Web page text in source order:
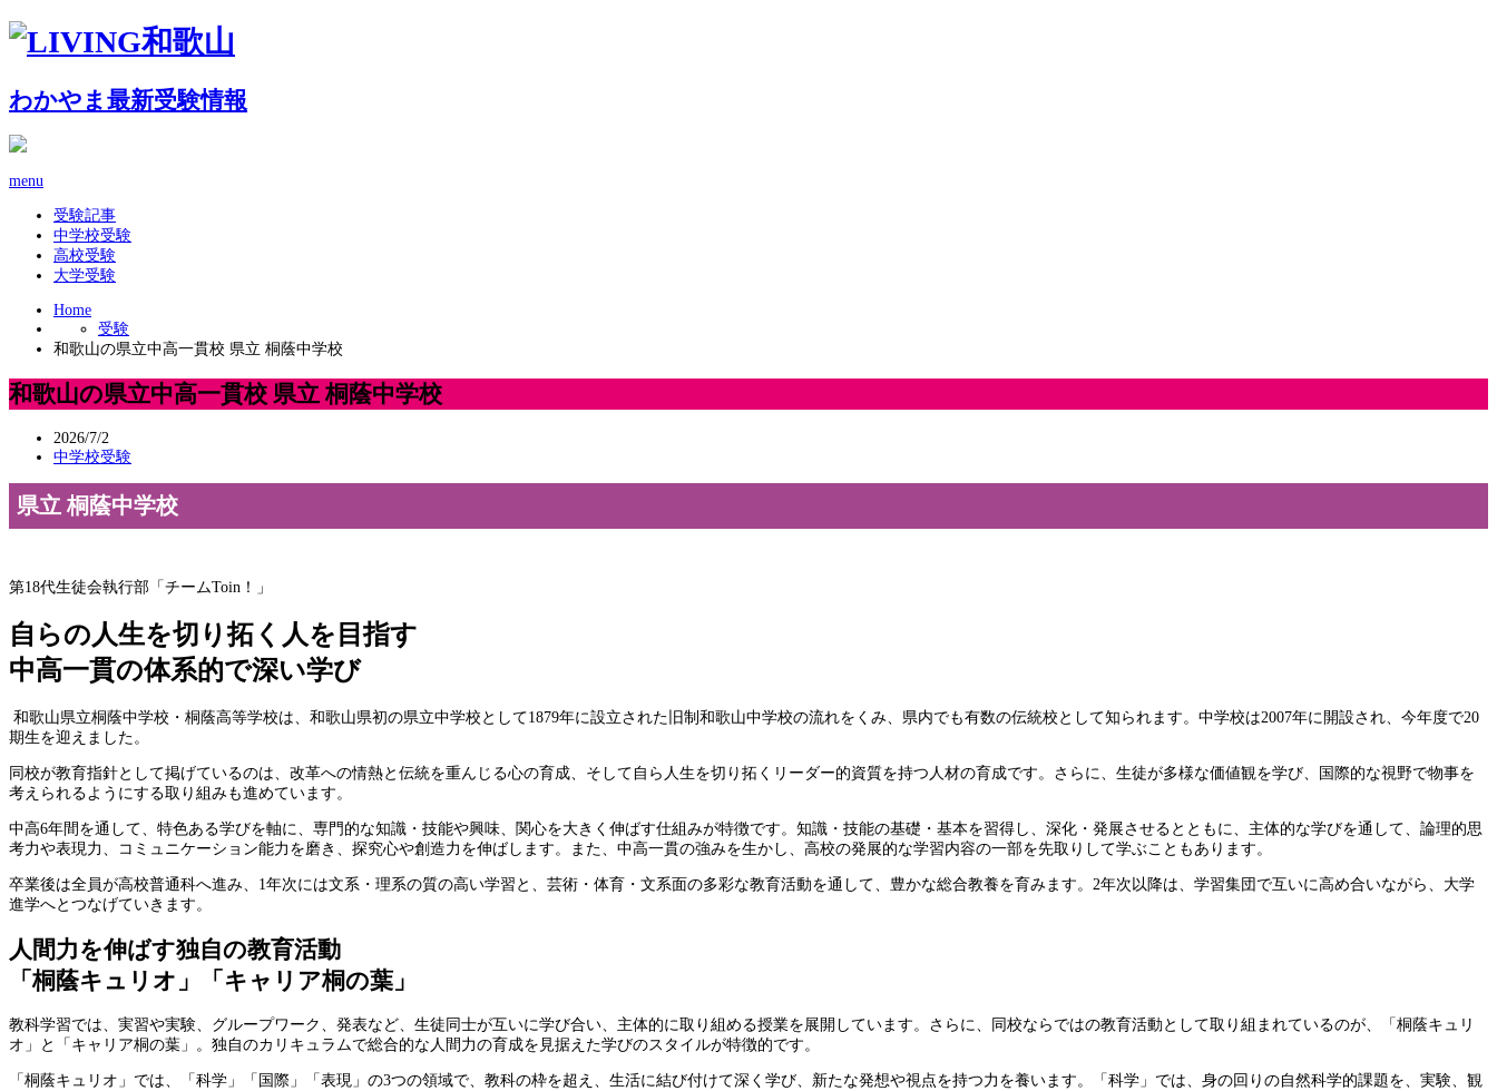
わかやま最新受験情報
menu
受験記事
中学校受験
高校受験
大学受験
Home
受験
和歌山の県立中高一貫校 県立 桐蔭中学校
和歌山の県立中高一貫校 県立 桐蔭中学校
2026/7/2
中学校受験
県立 桐蔭中学校
第18代生徒会執行部「チームToin！」
自らの人生を切り拓く人を目指す
中高一貫の体系的で深い学び
和歌山県立桐蔭中学校・桐蔭高等学校は、和歌山県初の県立中学校として1879年に設立された旧制和歌山中学校の流れをくみ、県内でも有数の伝統校として知られます。中学校は2007年に開設され、今年度で20
期生を迎えました。
同校が教育指針として掲げているのは、改革への情熱と伝統を重んじる心の育成、そして自ら人生を切り拓くリーダー的資質を持つ人材の育成です。さらに、生徒が多様な価値観を学び、国際的な視野で物事を
考えられるようにする取り組みも進めています。
中高6年間を通して、特色ある学びを軸に、専門的な知識・技能や興味、関心を大きく伸ばす仕組みが特徴です。知識・技能の基礎・基本を習得し、深化・発展させるとともに、主体的な学びを通して、論理的思
考力や表現力、コミュニケーション能力を磨き、探究心や創造力を伸ばします。また、中高一貫の強みを生かし、高校の発展的な学習内容の一部を先取りして学ぶこともあります。
卒業後は全員が高校普通科へ進み、1年次には文系・理系の質の高い学習と、芸術・体育・文系面の多彩な教育活動を通して、豊かな総合教養を育みます。2年次以降は、学習集団で互いに高め合いながら、大学
進学へとつなげていきます。
人間力を伸ばす独自の教育活動
「桐蔭キュリオ」「キャリア桐の葉」
教科学習では、実習や実験、グループワーク、発表など、生徒同士が互いに学び合い、主体的に取り組める授業を展開しています。さらに、同校ならではの教育活動として取り組まれているのが、「桐蔭キュリ
オ」と「キャリア桐の葉」。独自のカリキュラムで総合的な人間力の育成を見据えた学びのスタイルが特徴的です。
「桐蔭キュリオ」では、「科学」「国際」「表現」の3つの領域で、教科の枠を超え、生活に結び付けて深く学び、新たな発想や視点を持つ力を養います。「科学」では、身の回りの自然科学的課題を、実験、観